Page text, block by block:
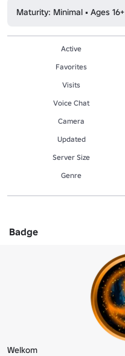
Maturity: Minimal • Ages 16+
Active
Favorites
Visits
Voice Chat
Camera
Updated
Server Size
Genre
Badge
Welkom